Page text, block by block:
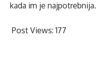
kada im je najpotrebnija.
Post Views: 177